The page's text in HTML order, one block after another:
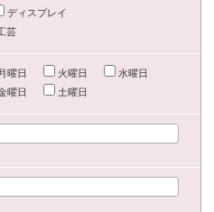
ディスプレイ
芸
月曜日 火曜日
水曜日
曜日 土曜日